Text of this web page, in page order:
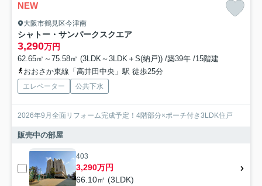
NEW
大阪市鶴見区今津南
シャトー・サンパークスクエア
3,290万円
62.65㎡～75.58㎡ (3LDK～3LDK＋S(納戸)) /築39年 /15階建
おおさか東線「高井田中央」駅 徒歩25分
エレベーター 公共下水
2026年9月全面リフォーム完成予定！4階部分×ポーチ付き3LDK住戸
販売中の部屋
403
3,290万円
66.10㎡ (3LDK)